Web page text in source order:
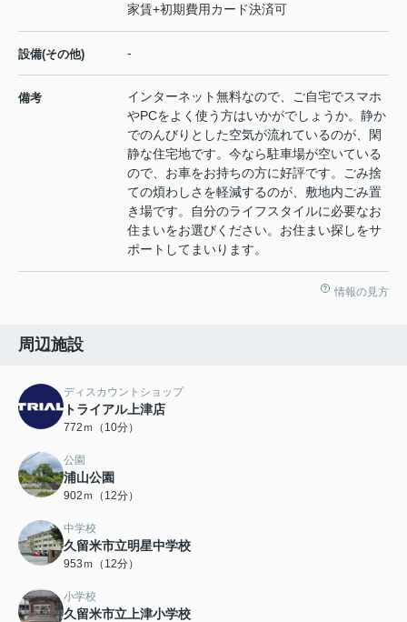
家賃+初期費用カード決済可
設備(その他) -
備考
インターネット無料なので、ご自宅でスマホ
やPCをよく使う方はいかがでしょうか。静か
でのんびりとした空気が流れているのが、閑
静な住宅地です。今なら駐車場が空いている
ので、お車をお持ちの方に好評です。ごみ捨
ての煩わしさを軽減するのが、敷地内ごみ置
き場です。自分のライフスタイルに必要なお
住まいをお選びください。お住まい探しをサ
ポートしてまいります。
情報の見方
周辺施設
ディスカウントショップ
トライアル上津店
772ｍ（10分）
公園
浦山公園
902ｍ（12分）
中学校
久留米市立明星中学校
953ｍ（12分）
小学校
久留米市立上津小学校